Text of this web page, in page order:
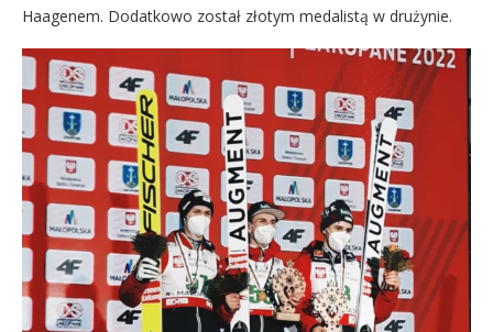
Haagenem. Dodatkowo został złotym medalistą w drużynie.